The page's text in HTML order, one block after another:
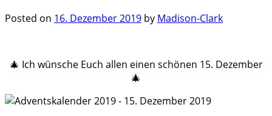
Posted on 16. Dezember 2019 by Madison-Clark
🎄 Ich wünsche Euch allen einen schönen 15. Dezember
🎄